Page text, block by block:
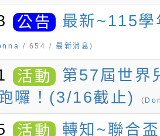
公告
最新~115學
/ 654 /最新消息)
活動
第57屆世
囉！(3/16截止)
(
活動 轉知~聯合